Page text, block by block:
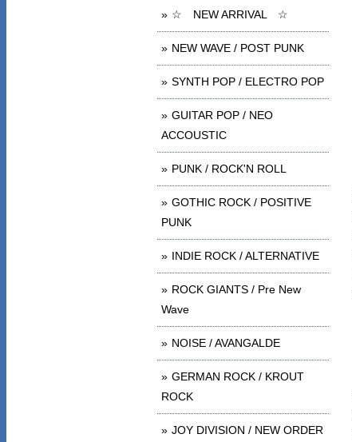
☆ NEW ARRIVAL ☆
NEW WAVE / POST PUNK
SYNTH POP / ELECTRO POP
GUITAR POP / NEO
ACCOUSTIC
PUNK / ROCK'N ROLL
GOTHIC ROCK / POSITIVE
PUNK
INDIE ROCK / ALTERNATIVE
ROCK GIANTS / Pre New
Wave
NOISE / AVANGALDE
GERMAN ROCK / KROUT
ROCK
JOY DIVISION / NEW ORDER